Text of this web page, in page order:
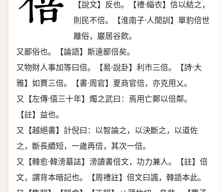
【說文】反也。【禮·緇衣】信以結之，
則民不倍。【淮南子·人閒訓】單豹倍世
離俗，巖居谷飮。
又鄙俗也。【論語】斯遠鄙倍矣。
又物財人事加等曰倍。【易·說卦】利市三倍。【詩·大
雅】如賈三倍。【書·周官】夏商官倍，亦克用乂。
又【左傳·僖三十年】燭之武曰：焉用亡鄭以倍鄰。
【註】益也。
又【越絕書】計倪曰：以智論之，以決斷之，以道佐
之，斷長續短，一歲再倍，其次一倍。
又【韓愈·韓滂墓誌】滂讀書倍文，功力兼人。【註】倍
文，謂背本暗記也。【周禮註】倍文曰諷，韓語本此。